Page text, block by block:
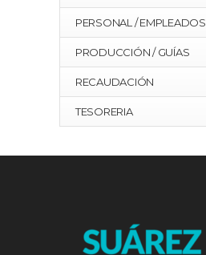
PERSONAL / EMPLEADOS
PRODUCCIÓN / GUÍAS
RECAUDACIÓN
TESORERIA